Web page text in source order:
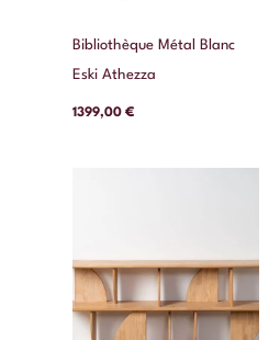
Bibliothèque Métal Blanc
Eski Athezza
1399,00€